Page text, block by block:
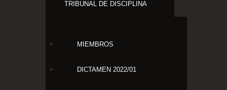
TRIBUNAL DE DISCIPLINA
MIEMBROS
DICTAMEN 2022/01